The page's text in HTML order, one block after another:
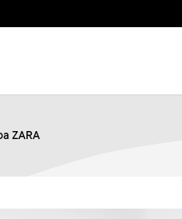
ZARA